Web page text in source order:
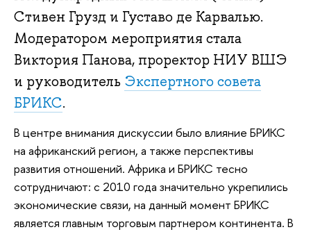
Стивен Грузд и Густаво де Карвалью.
Модератором мероприятия стала
Виктория Панова, проректор НИУ ВШЭ
и руководитель Экспертного совета
БРИКС.
В центре внимания дискуссии было влияние БРИКС
на африканский регион, а также перспективы
развития отношений. Африка и БРИКС тесно
сотрудничают: с 2010 года значительно укрепились
экономические связи, на данный момент БРИКС
является главным торговым партнером континента. В